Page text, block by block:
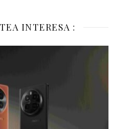
INTERESA :